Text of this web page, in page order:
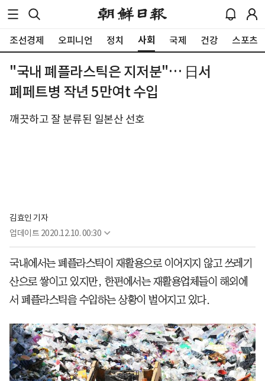
조선경제 오피니언 정치 사회 국제 건강 스포츠
"국내 폐플라스틱은 지저분"… 日서
폐페트병 작년 5만여t 수입
깨끗하고 잘 분류된 일본산 선호
김효인 기자
업데이트 2020.12.10. 00:30
국내에서는 폐플라스틱이 재활용으로 이어지지 않고 쓰레기
산으로 쌓이고 있지만, 한편에서는 재활용업체들이 해외에
서 폐플라스틱을 수입하는 상황이 벌어지고 있다.